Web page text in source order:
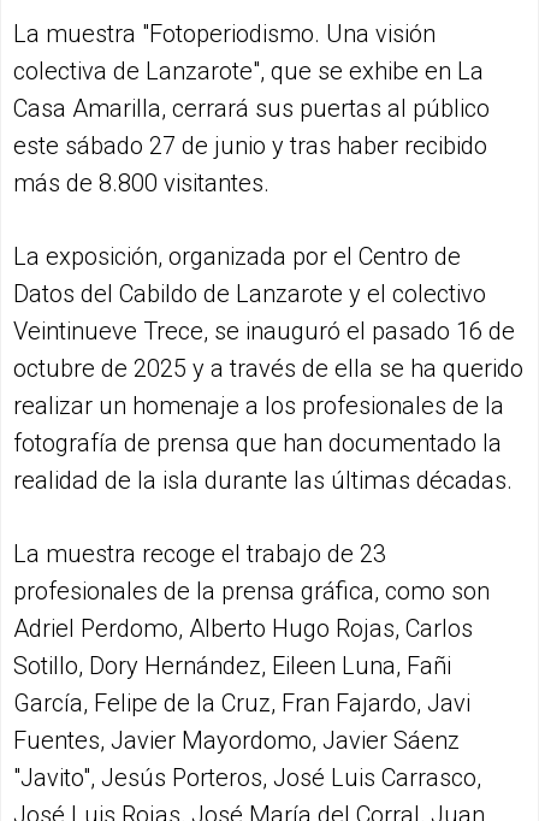
La muestra "Fotoperiodismo. Una visión
colectiva de Lanzarote", que se exhibe en La
Casa Amarilla, cerrará sus puertas al público
este sábado 27 de junio y tras haber recibido
más de 8.800 visitantes.
La exposición, organizada por el Centro de
Datos del Cabildo de Lanzarote y el colectivo
Veintinueve Trece, se inauguró el pasado 16 de
octubre de 2025 y a través de ella se ha querido
realizar un homenaje a los profesionales de la
fotografía de prensa que han documentado la
realidad de la isla durante las últimas décadas.
La muestra recoge el trabajo de 23
profesionales de la prensa gráfica, como son
Adriel Perdomo, Alberto Hugo Rojas, Carlos
Sotillo, Dory Hernández, Eileen Luna, Fañi
García, Felipe de la Cruz, Fran Fajardo, Javi
Fuentes, Javier Mayordomo, Javier Sáenz
"Javito", Jesús Porteros, José Luis Carrasco,
José Luis Rojas, José María del Corral, Juan